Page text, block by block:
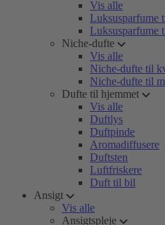
Vis alle
Luksusparfume
Luksusparfume
Niche-dufte
Vis alle
Niche-dufte til
Niche-dufte til
Dufte til hjemmet
Vis alle
Duftlys
Duftpinde
Aromadiffusere
Duftsten
Luftfriskere
Duft til bil
Ansigt
Vis alle
Ansigtspleje